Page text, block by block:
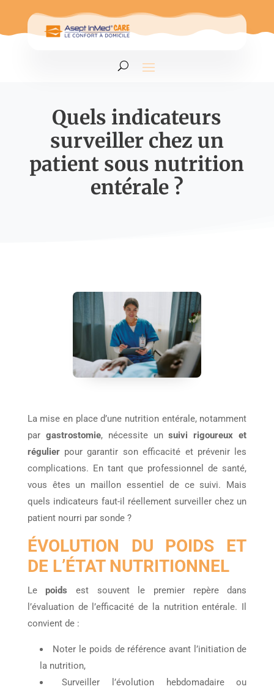
Quels indicateurs
surveiller chez un
patient sous nutrition
entérale ?
La mise en place d’une nutrition entérale, notamment
par gastrostomie, nécessite unsuivi rigoureux et
régulierpour garantir son efficacité et prévenir les
complications. En tant que professionnel de santé,
vous êtes un maillon essentiel de ce suivi. Mais
quels indicateurs faut-il réellement surveiller chez un
patient nourri par sonde ?
ÉVOLUTION DU POIDS ET
DE L’ÉTAT NUTRITIONNEL
Lepoids est souvent le premier repère dans
l’évaluation de l’efficacité de la nutrition entérale. Il
convient de :
Noter le poids de référence avant l’initiation de
la nutrition,
Surveiller l’évolution hebdomadaire ou